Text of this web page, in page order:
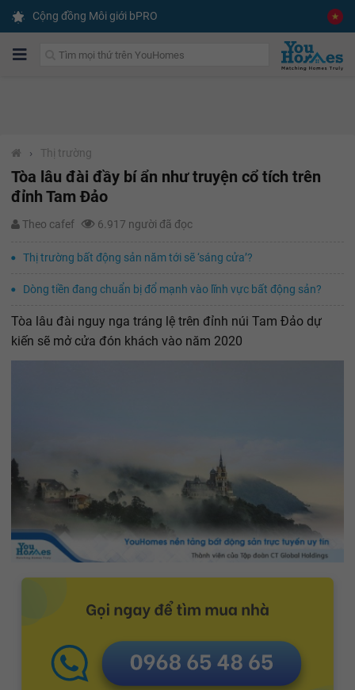
Cộng đồng Môi giới bPRO
› Thị trường
Tòa lâu đài đầy bí ẩn như truyện cổ tích trên
đỉnh Tam Đảo
Theo cafef 6.917 người đã đọc
Thị trường bất động sản năm tới sẽ ‘sáng cửa’?
Dòng tiền đang chuẩn bị đổ mạnh vào lĩnh vực bất động sản?
Tòa lâu đài nguy nga tráng lệ trên đỉnh núi Tam Đảo dự
kiến sẽ mở cửa đón khách vào năm 2020